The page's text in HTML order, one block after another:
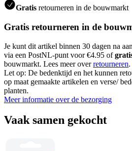
Gratis retourneren in de bouwmarkt
Gratis retourneren in de
Je kunt dit artikel binnen 30 dagen na
via een PostNL-punt voor €4.95 of
bouwmarkt. Lees meer overretourneren.
Let op: De bedenktijd en het kunnen
op maat gemaakte artikelen en verse/
planten.
Meer informatie over de bezorging
Vaak samen gekocht